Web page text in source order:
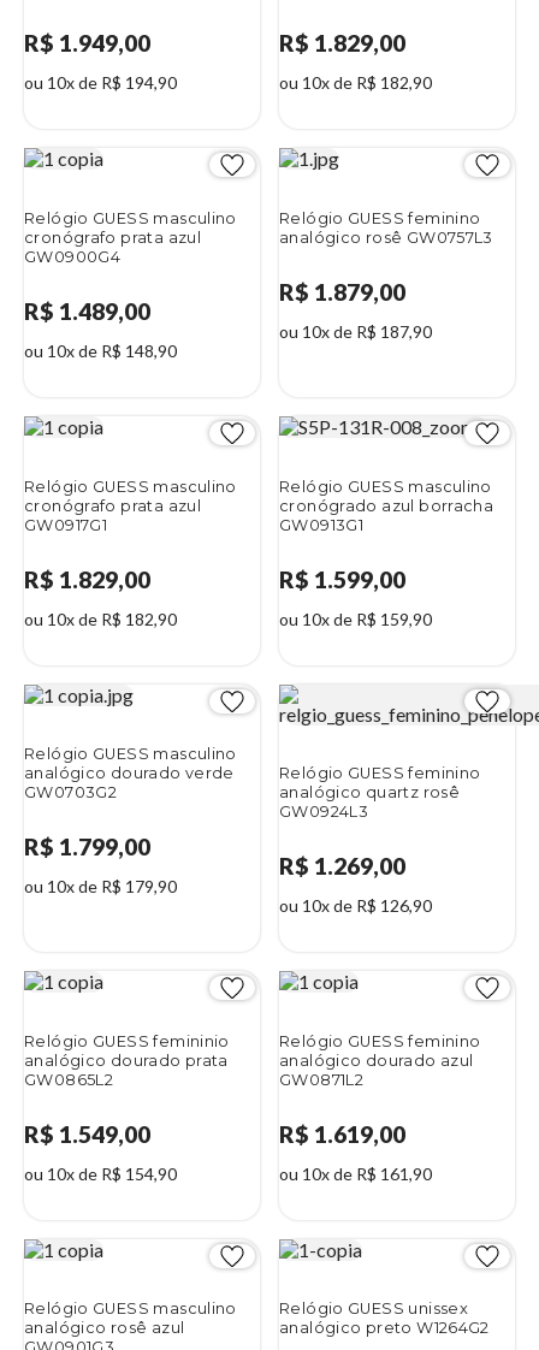
R$ 1.949,00
ou 10x de R$ 194,90
R$ 1.829,00
ou 10x de R$ 182,90
Relógio GUESS masculino
cronógrafo prata azul
GW0900G4
R$ 1.489,00
ou 10x de R$ 148,90
Relógio GUESS feminino
analógico rosê GW0757L3
R$ 1.879,00
ou 10x de R$ 187,90
Relógio GUESS masculino
cronógrafo prata azul
GW0917G1
R$ 1.829,00
ou 10x de R$ 182,90
Relógio GUESS masculino
cronógrado azul borracha
GW0913G1
R$ 1.599,00
ou 10x de R$ 159,90
Relógio GUESS masculino
analógico dourado verde
GW0703G2
R$ 1.799,00
ou 10x de R$ 179,90
Relógio GUESS feminino
analógico quartz rosê
GW0924L3
R$ 1.269,00
ou 10x de R$ 126,90
Relógio GUESS femininio
analógico dourado prata
GW0865L2
R$ 1.549,00
ou 10x de R$ 154,90
Relógio GUESS feminino
analógico dourado azul
GW0871L2
R$ 1.619,00
ou 10x de R$ 161,90
Relógio GUESS masculino
analógico rosê azul
Relógio GUESS unissex
analógico preto W1264G2